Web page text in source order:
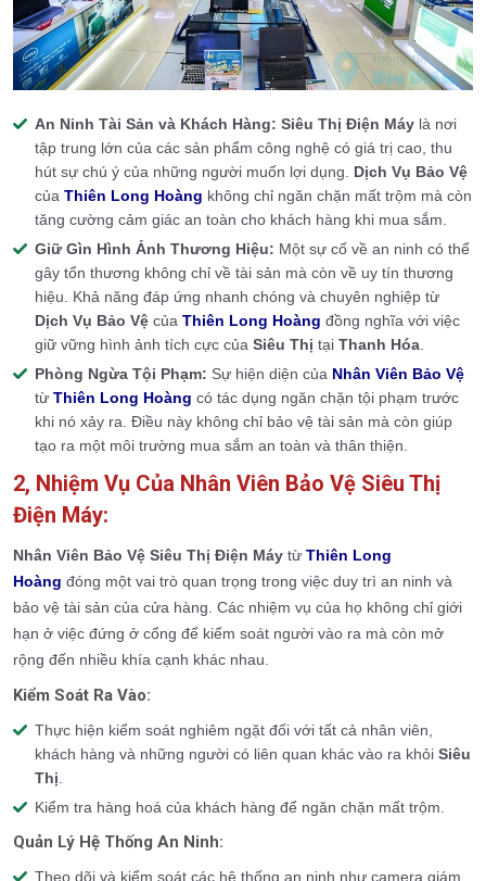
An Ninh Tài Sản và Khách Hàng: Siêu Thị Điện Máy là nơi
tập trung lớn của các sản phẩm công nghệ có giá trị cao, thu
hút sự chú ý của những người muốn lợi dụng. Dịch Vụ Bảo Vệ
của Thiên Long Hoàng không chỉ ngăn chặn mất trộm mà còn
tăng cường cảm giác an toàn cho khách hàng khi mua sắm.
Giữ Gìn Hình Ảnh Thương Hiệu: Một sự cố về an ninh có thể
gây tổn thương không chỉ về tài sản mà còn về uy tín thương
hiệu. Khả năng đáp ứng nhanh chóng và chuyên nghiệp từ
Dịch Vụ Bảo Vệ của Thiên Long Hoàng đồng nghĩa với việc
giữ vững hình ảnh tích cực của Siêu Thị tại Thanh Hóa.
Phòng Ngừa Tội Phạm: Sự hiện diện của Nhân Viên Bảo Vệ
từ Thiên Long Hoàng có tác dụng ngăn chặn tội phạm trước
khi nó xảy ra. Điều này không chỉ bảo vệ tài sản mà còn giúp
tạo ra một môi trường mua sắm an toàn và thân thiện.
2, Nhiệm Vụ Của Nhân Viên Bảo Vệ Siêu Thị
Điện Máy:
Nhân Viên Bảo Vệ Siêu Thị Điện Máy từ Thiên Long
Hoàng đóng một vai trò quan trọng trong việc duy trì an ninh và
bảo vệ tài sản của cửa hàng. Các nhiệm vụ của họ không chỉ giới
hạn ở việc đứng ở cổng để kiểm soát người vào ra mà còn mở
rộng đến nhiều khía cạnh khác nhau.
Kiểm Soát Ra Vào:
Thực hiện kiểm soát nghiêm ngặt đối với tất cả nhân viên,
khách hàng và những người có liên quan khác vào ra khỏi Siêu
Thị.
Kiểm tra hàng hoá của khách hàng để ngăn chặn mất trộm.
Quản Lý Hệ Thống An Ninh:
Theo dõi và kiểm soát các hệ thống an ninh như camera giám